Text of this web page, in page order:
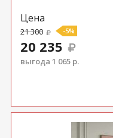
Цена
21 300 -5%
20 235
выгода 1 065 р.